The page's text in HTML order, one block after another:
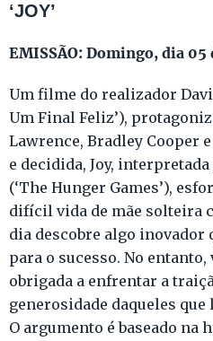
‘JOY’
EMISSÃO: Domingo, dia 05
Um filme do realizador
Um Final Feliz’),
Lawrence, Bradley Cooper
e decidida, Joy,
(‘The Hunger Games’),
difícil vida de mãe solteira
dia descobre algo inovador
para o sucesso. No
obrigada a enfrentar a
generosidade daqueles
O argumento é baseado na